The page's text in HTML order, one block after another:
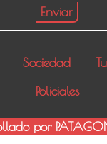
Sociedad
Policiales
por